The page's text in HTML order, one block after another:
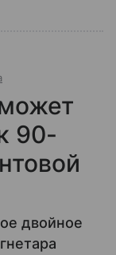
90-
двойное